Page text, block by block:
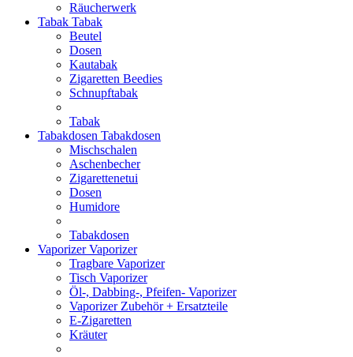
Räucherwerk
Tabak Tabak
Beutel
Dosen
Kautabak
Zigaretten Beedies
Schnupftabak
Tabak
Tabakdosen Tabakdosen
Mischschalen
Aschenbecher
Zigarettenetui
Dosen
Humidore
Tabakdosen
VaporizerVaporizer
Tragbare Vaporizer
Tisch Vaporizer
Öl-, Dabbing-, Pfeifen- Vaporizer
Vaporizer Zubehör + Ersatzteile
E-Zigaretten
Kräuter